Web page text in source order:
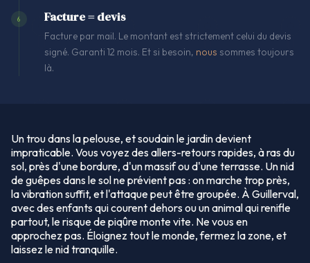
6 Facture = devis
Facture par mail. Le montant est strictement celui du devis
signé. Garanti 12 mois. Et si besoin, nous sommes toujours
là.
Un trou dans la pelouse, et soudain le jardin devient
impraticable. Vous voyez des allers-retours rapides, à ras du
sol, près d'une bordure, d'un massif ou d'une terrasse. Un nid
de guêpes dans le sol ne prévient pas : on marche trop près,
la vibration suffit, et l'attaque peut être groupée. À Guillerval,
avec des enfants qui courent dehors ou un animal qui renifle
partout, le risque de piqûre monte vite. Ne vous en
approchez pas. Éloignez tout le monde, fermez la zone, et
laissez le nid tranquille.